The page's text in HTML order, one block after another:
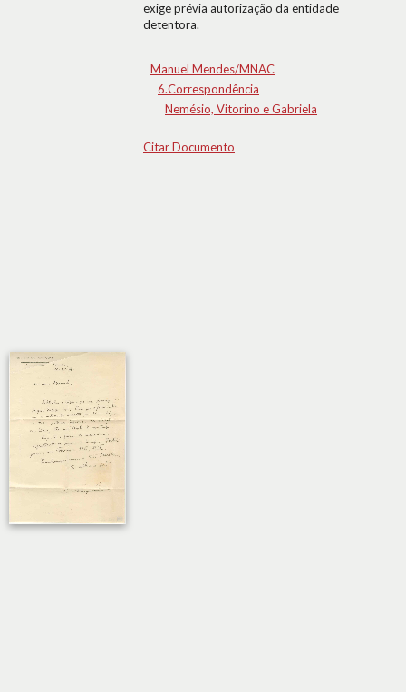
exige prévia autorização da entidade
detentora.
Manuel Mendes/MNAC
6.Correspondência
Nemésio, Vitorino e Gabriela
Citar Documento